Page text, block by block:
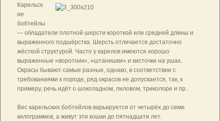
Карельск
ие
бобтейлы
— обладатели плотной шерсти короткой или средней длины и
выраженного подшёрстка. Шерсть отличается достаточно
жёсткой структурой. Часто у карелов имеются хорошо
выраженные «воротник», «штанишки» и кисточки на ушах.
Окрасы бывают самые разные, однако, в соответствии с
требованиями к породе, ряд окрасов не допускается, так, к
примеру, речь идёт о шоколадном, лиловом, триколоре и пр..
Вес карельских бобтейлов варьируется от четырёх до семи
килограммов, а живут эти кошки до пятнадцати лет.